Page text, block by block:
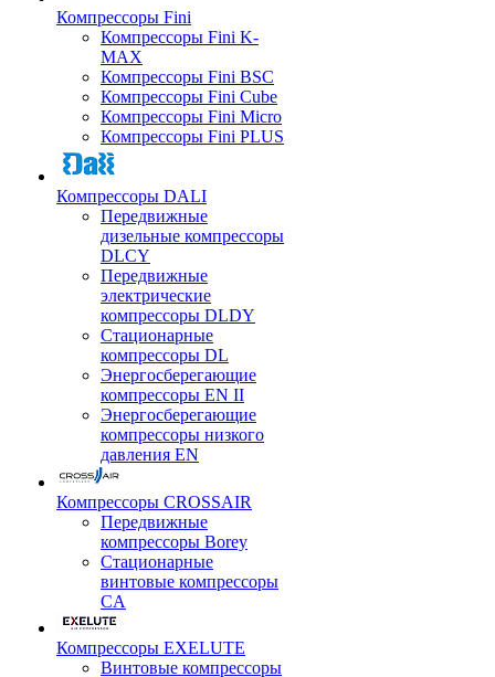
Компрессоры Fini
Компрессоры Fini K-
MAX
Компрессоры Fini BSC
Компрессоры Fini Cube
Компрессоры Fini Micro
Компрессоры Fini PLUS
Компрессоры DALI
Передвижные
дизельные компрессоры
DLCY
Передвижные
электрические
компрессоры DLDY
Стационарные
компрессоры DL
Энергосберегающие
компрессоры EN II
Энергосберегающие
компрессоры низкого
давления EN
Компрессоры CROSSAIR
Передвижные
компрессоры Borey
Стационарные
винтовые компрессоры
CA
Компрессоры EXELUTE
Винтовые компрессоры